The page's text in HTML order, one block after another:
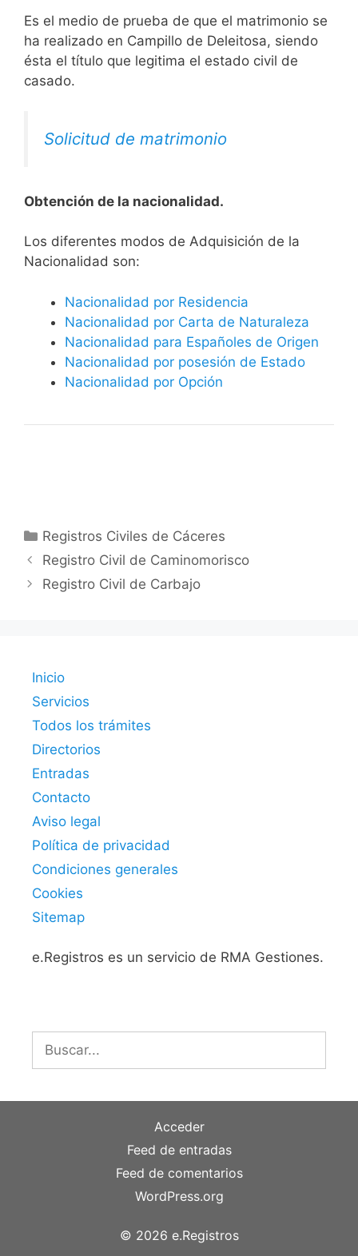
Es el medio de prueba de que el matrimonio se
ha realizado en Campillo de Deleitosa, siendo
ésta el título que legitima el estado civil de
casado.
Solicitud de matrimonio
Obtención de la nacionalidad.
​​​Los diferentes modos de Adquisición de la
Nacionalidad son:
Nacionalidad por Residencia
Nacionalidad por Carta de Naturaleza
Nacionalidad para Españoles de Origen
Nacionalidad por posesión de Estado
Nacionalidad por Opción
Categorías
Registros Civiles de Cáceres
Registro Civil de Caminomorisco
Registro Civil de Carbajo
Inicio
Servicios
Todos los trámites
Directorios
Entradas
Contacto
Aviso legal
Política de privacidad
Condiciones generales
Cookies
Sitemap
e.Registros es un servicio de RMA Gestiones.
Buscar:
Acceder
Feed de entradas
Feed de comentarios
WordPress.org
© 2026 e.Registros